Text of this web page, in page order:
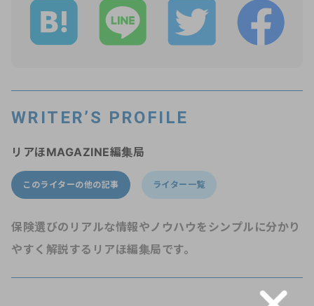
WRITER’S PROFILE
リアほMAGAZINE編集局
このライターの他の記事 ライター一覧
保険選びのリアルな情報やノウハウをシンプルに分かり
やすく解説するリアほ編集局です。